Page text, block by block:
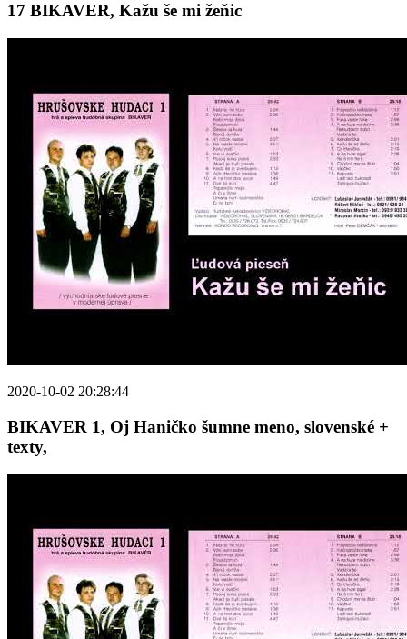
17 BIKAVER, Kažu še mi žeňic
2020-10-02 20:28:44
BIKAVER 1, Oj Haničko šumne meno, slovenské +
texty,